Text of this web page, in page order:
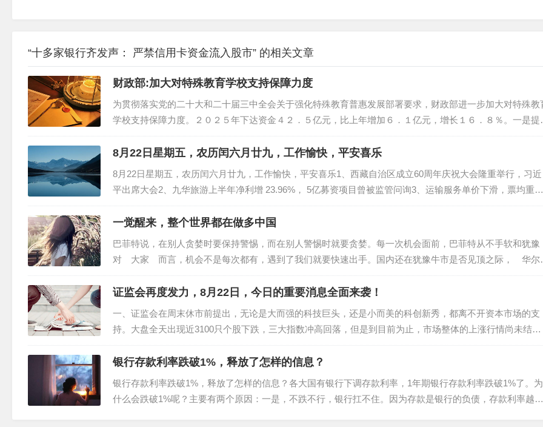
“十多家银行齐发声： 严禁信用卡资金流入股市” 的相关文章
财政部:加大对特殊教育学校支持保障力度
为贯彻落实党的二十大和二十届三中全会关于强化特殊教育普惠发展部署要求，财政部进一步加大对特殊教
学校支持保障力度。２０２５年下达资金４２．５亿元，比上年增加６．１亿元，增长１６．８％。一是提
补助标准。２０２５年春季学期，支持地方将义务教育阶段特殊教育学校和随班就读残疾学生生均公用经费
助标准由每生...
8月22日星期五，农历闰六月廿九，工作愉快，平安喜乐
8月22日星期五，农历闰六月廿九，工作愉快，平安喜乐1、西藏自治区成立60周年庆祝大会隆重举行，习近
平出席大会2、九华旅游上半年净利增 23.96%， 5亿募资项目曾被监管问询3、运输服务单价下滑，票均重下
降带动其他收入增长，安能物流在“内卷”中找平衡4、阻挠推搡昆明台记者采访，涉事人被行政拘留10...
一觉醒来，整个世界都在做多中国
巴菲特说，在别人贪婪时要保持警惕，而在别人警惕时就要贪婪。每一次机会面前，巴菲特从不手软和犹豫
对 大家 而言，机会不是每次都有，遇到了我们就要快速出手。国内还在犹豫牛市是否见顶之际， 华尔
资本已经果断进场、做多中国 。开始疯狂地抢筹，拼命地空翻多。外资就好像猎人嗅到了猎物，不惜一切
价地扑上去。...
证监会再度发力，8月22日，今日的重要消息全面来袭！
一、证监会在周末休市前提出，无论是大而强的科技巨头，还是小而美的科创新秀，都离不开资本市场的支
持。大盘全天出现近3100只个股下跌，三大指数冲高回落，但是到目前为止，市场整体的上涨行情尚未结
束。虽然市场没有选择短期加速上攻的模式，但短暂的震荡之后，市场仍有进一步上涨的潜力。技术上，目
几大指数至少还...
银行存款利率跌破1%，释放了怎样的信息？
银行存款利率跌破1%，释放了怎样的信息？各大国有银行下调存款利率，1年期银行存款利率跌破1%了。为
什么会跌破1%呢？主要有两个原因：一是，不跌不行，银行扛不住。因为存款是银行的负债，存款利率越